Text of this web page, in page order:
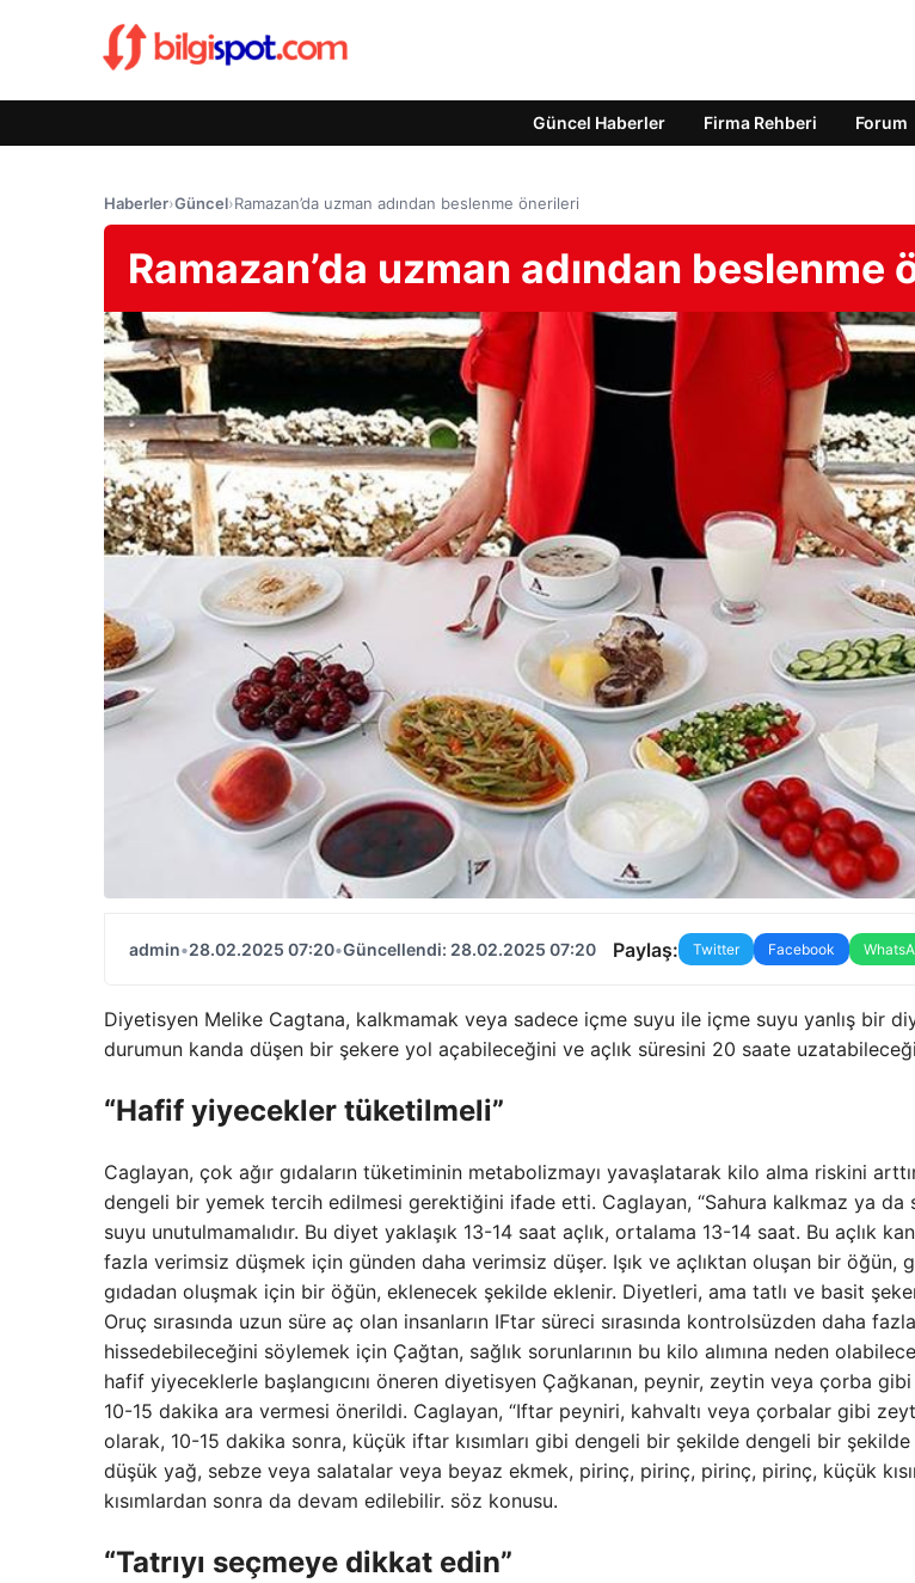
Güncel Haberler Firma Rehberi Forum
Haberler›Güncel›Ramazan’da uzman adından beslenme önerileri
Ramazan’da uzman adından beslenme
admin•28.02.2025 07:20•Güncellendi: 28.02.2025 07:20 Paylaş: Twitter Facebook
Diyetisyen Melike Cagtana, kalkmamak veya sadece içme suyu ile içme suyu yanlış bir
durumun kanda düşen bir şekere yol açabileceğini ve açlık süresini 20 saate
“Hafif yiyecekler tüketilmeli”
Caglayan, çok ağır gıdaların tüketiminin metabolizmayı yavaşlatarak kilo alma riskini
dengeli bir yemek tercih edilmesi gerektiğini ifade etti. Caglayan, “Sahura kalkmaz ya da
suyu unutulmamalıdır. Bu diyet yaklaşık 13-14 saat açlık, ortalama 13-14 saat. Bu açlık
fazla verimsiz düşmek için günden daha verimsiz düşer. Işık ve açlıktan oluşan bir öğün,
gıdadan oluşmak için bir öğün, eklenecek şekilde eklenir. Diyetleri, ama tatlı ve basit
Oruç sırasında uzun süre aç olan insanların IFtar süreci sırasında kontrolsüzden daha
hissedebileceğini söylemek için Çağtan, sağlık sorunlarının bu kilo alımına neden
hafif yiyeceklerle başlangıcını öneren diyetisyen Çağkanan, peynir, zeytin veya çorba
10-15 dakika ara vermesi önerildi. Caglayan, “Iftar peyniri, kahvaltı veya çorbalar gibi
olarak, 10-15 dakika sonra, küçük iftar kısımları gibi dengeli bir şekilde dengeli bir
düşük yağ, sebze veya salatalar veya beyaz ekmek, pirinç, pirinç, pirinç, pirinç, küçük
kısımlardan sonra da devam edilebilir. söz konusu.
“Tatrıyı seçmeye dikkat edin”